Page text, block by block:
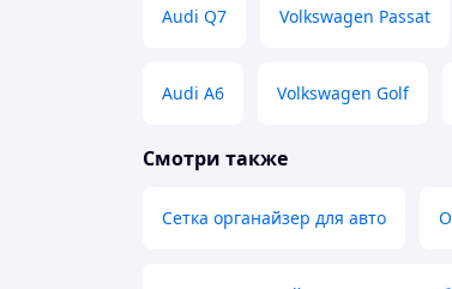
Audi Q7 Volkswagen Passat
Audi A6 Volkswagen Golf
Смотри также
Сетка органайзер для авто